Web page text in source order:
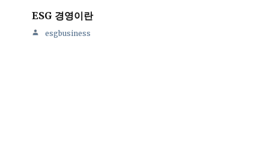
ESG 경영이란
esgbusiness